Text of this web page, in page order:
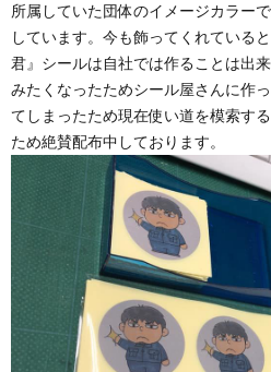
所属していた団体のイメージカラー
しています。今も飾ってくれている
君』シールは自社では作ることは出
みたくなったためシール屋さんに作
てしまったため現在使い道を模索す
ため絶賛配布中しております。